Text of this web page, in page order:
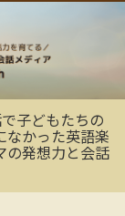
子どもたちの
なかった英語楽
の発想力と会話